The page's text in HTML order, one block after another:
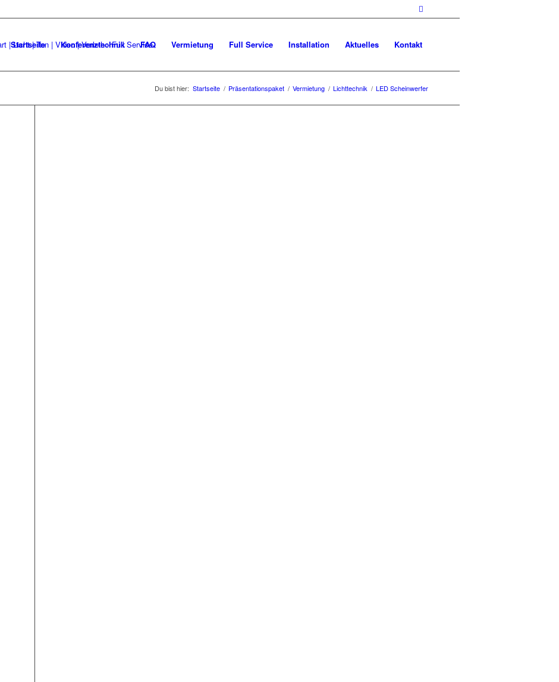
Startseite Konferenztechnik FAQ Vermietung Full Service Installation Aktuelles Kontakt
Du bist hier: Startseite / Präsentationspaket / Vermietung / Lichttechnik / LED Scheinwerfer